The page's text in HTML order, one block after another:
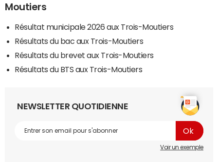
Moutiers
Résultat municipale 2026 aux Trois-Moutiers
Résultats du bac aux Trois-Moutiers
Résultats du brevet aux Trois-Moutiers
Résultats du BTS aux Trois-Moutiers
NEWSLETTER QUOTIDIENNE
Voir un exemple